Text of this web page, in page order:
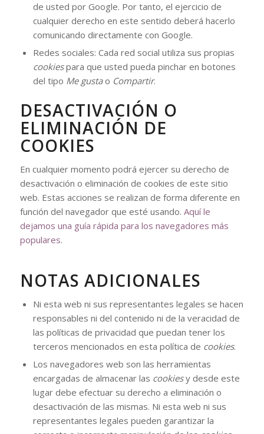
de usted por Google. Por tanto, el ejercicio de
cualquier derecho en este sentido deberá hacerlo
comunicando directamente con Google.
Redes sociales: Cada red social utiliza sus propias
cookiespara que usted pueda pinchar en botones
del tipo Me gustao Compartir.
DESACTIVACIÓN O
ELIMINACIÓN DE
COOKIES
En cualquier momento podrá ejercer su derecho de
desactivación o eliminación de cookies de este sitio
web. Estas acciones se realizan de forma diferente en
función del navegador que esté usando. Aquí le
dejamos una guía rápida para los navegadores más
populares.
NOTAS ADICIONALES
Ni esta web ni sus representantes legales se hacen
responsables ni del contenido ni de la veracidad de
las políticas de privacidad que puedan tener los
terceros mencionados en esta política de cookies.
Los navegadores web son las herramientas
encargadas de almacenar las cookiesy desde este
lugar debe efectuar su derecho a eliminación o
desactivación de las mismas. Ni esta web ni sus
representantes legales pueden garantizar la